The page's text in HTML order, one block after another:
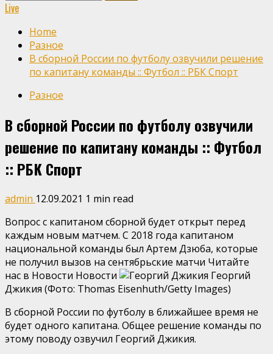
Live
Home
Разное
В сборной России по футболу озвучили решение
по капитану команды :: Футбол :: РБК Спорт
Разное
В сборной России по футболу озвучили
решение по капитану команды :: Футбол
:: РБК Спорт
admin 12.09.2021 1 min read
Вопрос с капитаном сборной будет открыт перед
каждым новым матчем. С 2018 года капитаном
национальной команды был Артем Дзюба, которые
не получил вызов на сентябрьские матчи Читайте
нас в Новости Новости
Георгий
Джикия (Фото: Thomas Eisenhuth/Getty Images)
В сборной России по футболу в ближайшее время не
будет одного капитана. Общее решение команды по
этому поводу озвучил Георгий Джикия.